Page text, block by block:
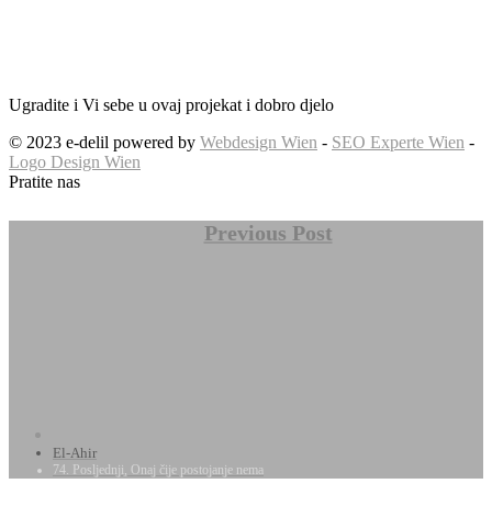
Ugradite i Vi sebe u ovaj projekat i dobro djelo
© 2023 e-delil powered by Webdesign Wien - SEO Experte Wien -
Logo Design Wien
Pratite nas
Previous Post
El-Ahir
74. Posljednji, Onaj čije postojanje nema